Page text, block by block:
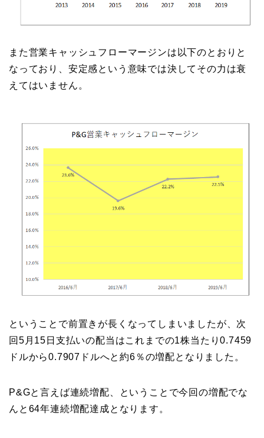
また営業キャッシュフローマージンは以下のとおりと
なっており、安定感という意味では決してその力は衰
えてはいません。
ということで前置きが長くなってしまいましたが、次
回5月15日支払いの配当はこれまでの1株当たり0.7459
ドルから0.7907ドルへと約6％の増配となりました。
P&Gと言えば連続増配、ということで今回の増配でな
んと64年連続増配達成となります。